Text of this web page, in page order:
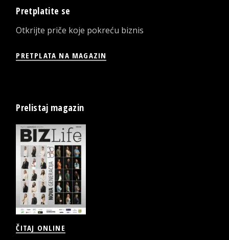
Pretplatite se
Otkrijte priče koje pokreću biznis
PRETPLATA NA MAGAZIN
Prelistaj magazin
ČITAJ ONLINE